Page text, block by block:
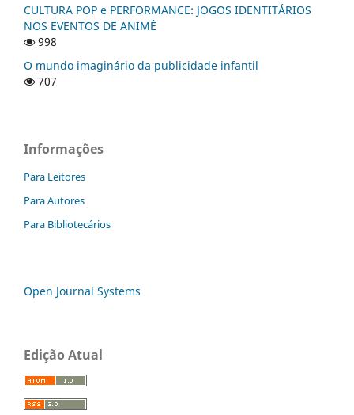
CULTURA POP e PERFORMANCE: JOGOS IDENTITÁRIOS
NOS EVENTOS DE ANIMÊ
998
O mundo imaginário da publicidade infantil
707
Informações
Para Leitores
Para Autores
Para Bibliotecários
Open Journal Systems
Edição Atual